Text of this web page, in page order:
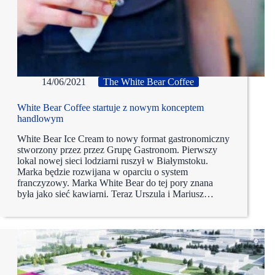
14/06/2021 The White Bear Coffee
White Bear Coffee startuje z nowym konceptem
handlowym
White Bear Ice Cream to nowy format gastronomiczny
stworzony przez przez Grupę Gastronom. Pierwszy
lokal nowej sieci lodziarni ruszył w Białymstoku.
Marka będzie rozwijana w oparciu o system
franczyzowy. Marka White Bear do tej pory znana
była jako sieć kawiarni. Teraz Urszula i Mariusz…